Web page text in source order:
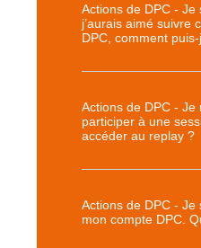
Actions de DPC - Je
j’aurais aimé suivre
DPC, comment
Actions de DPC - Je
participer à une
accéder au replay ?
Actions de DPC - Je
mon compte DPC.